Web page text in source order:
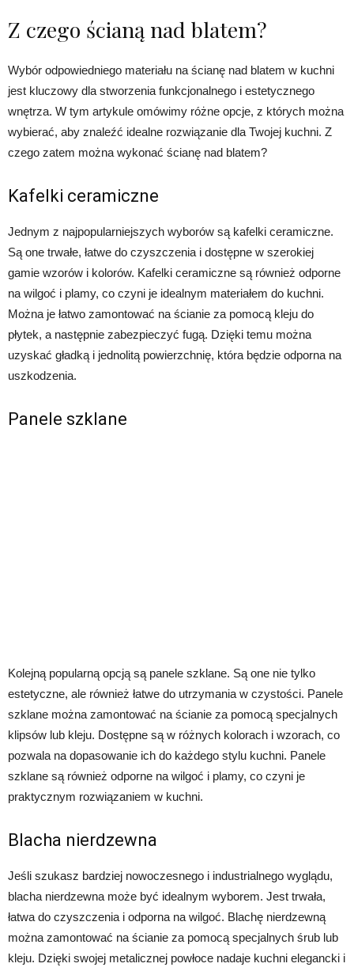
Z czego ścianą nad blatem?
Wybór odpowiedniego materiału na ścianę nad blatem w kuchni
jest kluczowy dla stworzenia funkcjonalnego i estetycznego
wnętrza. W tym artykule omówimy różne opcje, z których można
wybierać, aby znaleźć idealne rozwiązanie dla Twojej kuchni. Z
czego zatem można wykonać ścianę nad blatem?
Kafelki ceramiczne
Jednym z najpopularniejszych wyborów są kafelki ceramiczne.
Są one trwałe, łatwe do czyszczenia i dostępne w szerokiej
gamie wzorów i kolorów. Kafelki ceramiczne są również odporne
na wilgoć i plamy, co czyni je idealnym materiałem do kuchni.
Można je łatwo zamontować na ścianie za pomocą kleju do
płytek, a następnie zabezpieczyć fugą. Dzięki temu można
uzyskać gładką i jednolitą powierzchnię, która będzie odporna na
uszkodzenia.
Panele szklane
Kolejną popularną opcją są panele szklane. Są one nie tylko
estetyczne, ale również łatwe do utrzymania w czystości. Panele
szklane można zamontować na ścianie za pomocą specjalnych
klipsów lub kleju. Dostępne są w różnych kolorach i wzorach, co
pozwala na dopasowanie ich do każdego stylu kuchni. Panele
szklane są również odporne na wilgoć i plamy, co czyni je
praktycznym rozwiązaniem w kuchni.
Blacha nierdzewna
Jeśli szukasz bardziej nowoczesnego i industrialnego wyglądu,
blacha nierdzewna może być idealnym wyborem. Jest trwała,
łatwa do czyszczenia i odporna na wilgoć. Blachę nierdzewną
można zamontować na ścianie za pomocą specjalnych śrub lub
kleju. Dzięki swojej metalicznej powłoce nadaje kuchni elegancki i